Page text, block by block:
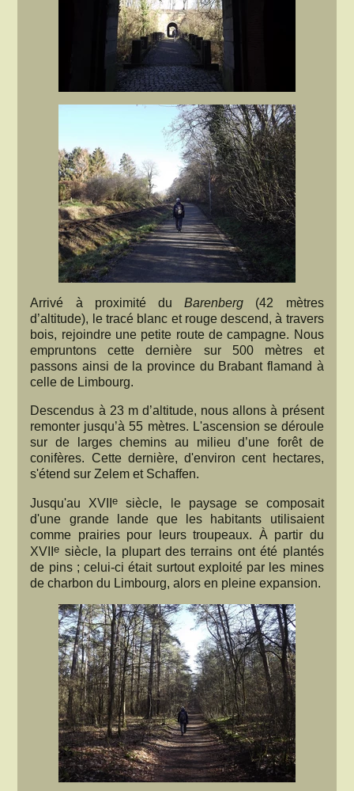
Arrivé à proximité duBarenberg (42 mètres
d’altitude), le tracé blanc et rouge descend, à travers
bois, rejoindre une petite route de campagne. Nous
empruntons cette dernière sur 500 mètres et
passons ainsi de la province du Brabant flamand à
celle de Limbourg.
Descendus à 23 m d’altitude, nous allons à présent
remonter jusqu’à 55 mètres. L'ascension se déroule
sur de larges chemins au milieu d’une forêt de
conifères. Cette dernière, d'environ cent hectares,
s'étend sur Zelem et Schaffen.
Jusqu'au XVIIe siècle, le paysage se composait
d'une grande lande que les habitants utilisaient
comme prairies pour leurs troupeaux. À partir du
XVIIe siècle, la plupart des terrains ont été plantés
de pins ; celui-ci était surtout exploité par les mines
de charbon du Limbourg, alors en pleine expansion.